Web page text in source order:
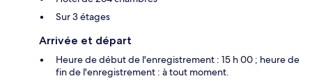
Sur 3 étages
Arrivée et départ
Heure de début de l'enregistrement : 15 h 00 ; heure de
fin de l'enregistrement : à tout moment.